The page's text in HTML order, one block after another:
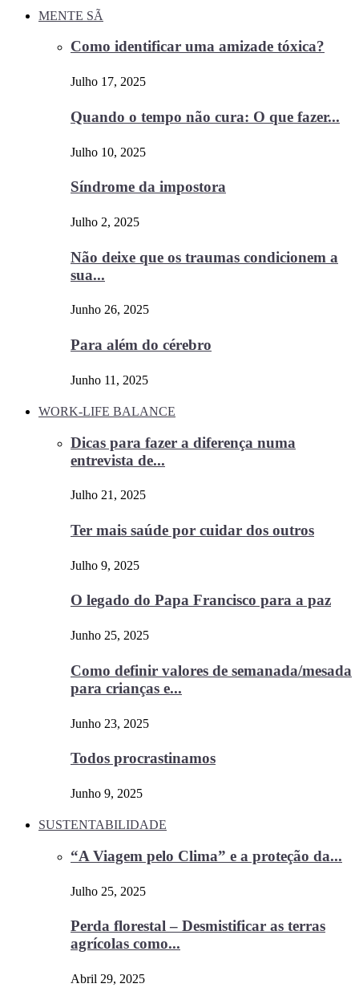
MENTE SÃ
Como identificar uma amizade tóxica?
Julho 17, 2025
Quando o tempo não cura: O que fazer...
Julho 10, 2025
Síndrome da impostora
Julho 2, 2025
Não deixe que os traumas condicionem a
sua...
Junho 26, 2025
Para além do cérebro
Junho 11, 2025
WORK-LIFE BALANCE
Dicas para fazer a diferença numa
entrevista de...
Julho 21, 2025
Ter mais saúde por cuidar dos outros
Julho 9, 2025
O legado do Papa Francisco para a paz
Junho 25, 2025
Como definir valores de semanada/mesada
para crianças e...
Junho 23, 2025
Todos procrastinamos
Junho 9, 2025
SUSTENTABILIDADE
“A Viagem pelo Clima” e a proteção da...
Julho 25, 2025
Perda florestal – Desmistificar as terras
agrícolas como...
Abril 29, 2025